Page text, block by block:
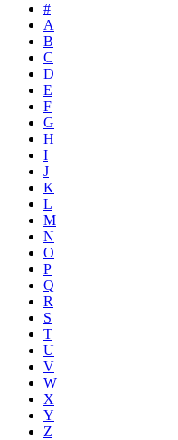
#
A
B
C
D
E
F
G
H
I
J
K
L
M
N
O
P
Q
R
S
T
U
V
W
X
Y
Z